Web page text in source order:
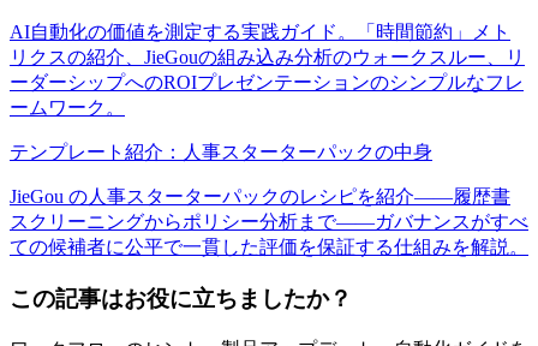
AI自動化の価値を測定する実践ガイド。「時間節約」メト
リクスの紹介、JieGouの組み込み分析のウォークスルー、リ
ーダーシップへのROIプレゼンテーションのシンプルなフレ
ームワーク。
テンプレート紹介：人事スターターパックの中身
JieGou の人事スターターパックのレシピを紹介——履歴書
スクリーニングからポリシー分析まで——ガバナンスがすべ
ての候補者に公平で一貫した評価を保証する仕組みを解説。
この記事はお役に立ちましたか？